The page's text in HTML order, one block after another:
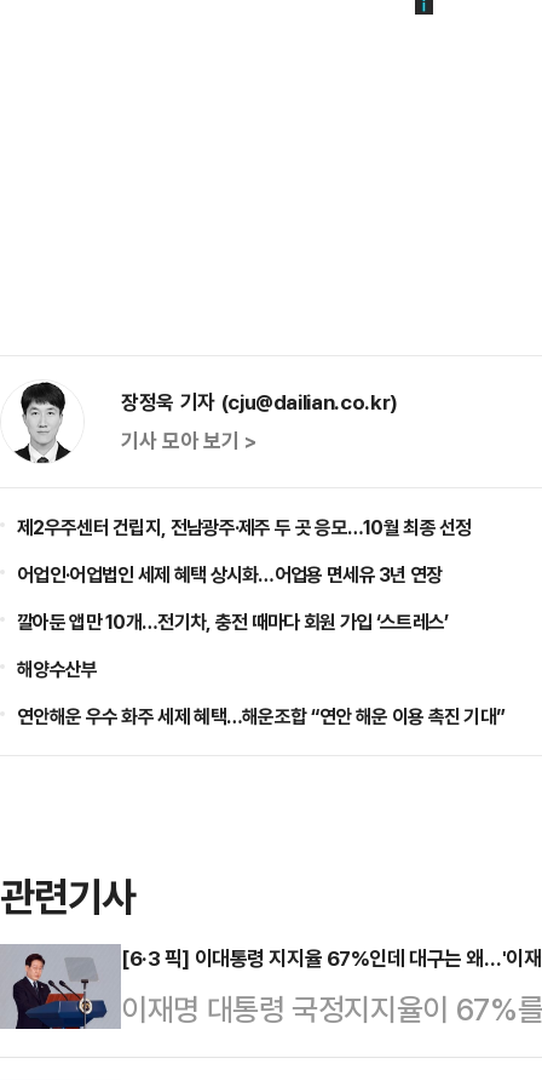
장정욱 기자 (cju@dailian.co.kr)
기사 모아 보기 >
제2우주센터 건립지, 전남광주·제주 두 곳 응모…10월 최종 선정
어업인·어업법인 세제 혜택 상시화…어업용 면세유 3년 연장
깔아둔 앱만 10개…전기차, 충전 때마다 회원 가입 ‘스트레스’
해양수산부
연안해운 우수 화주 세제 혜택…해운조합 “연안 해운 이용 촉진 기대”
관련기사
[6·3 픽] 이대통령 지지율 67%인데 대구는 왜…'이
이재명 대통령 국정지지율이 67%
서는 여야가 오차범위 내 초박빙 접